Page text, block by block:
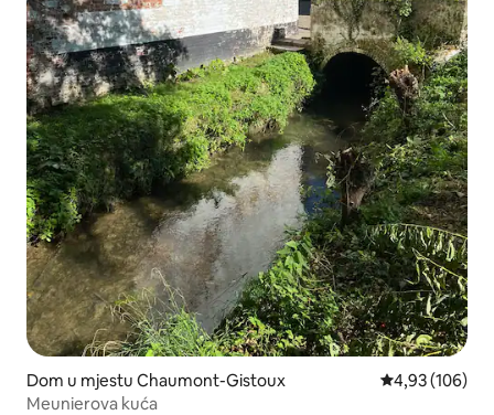
Dom u mjestu Chaumont-Gistoux Prosječna
4,93 (106)
Meunierova kuća